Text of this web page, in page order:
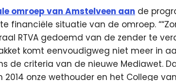
omroep van Amstelveen aan de
financiële situatie van de omroep.
RTVA gedoemd van de zender te
komt eenvoudigweg niet meer in
de criteria van de nieuwe Mediawet.
onze wethouder en het College